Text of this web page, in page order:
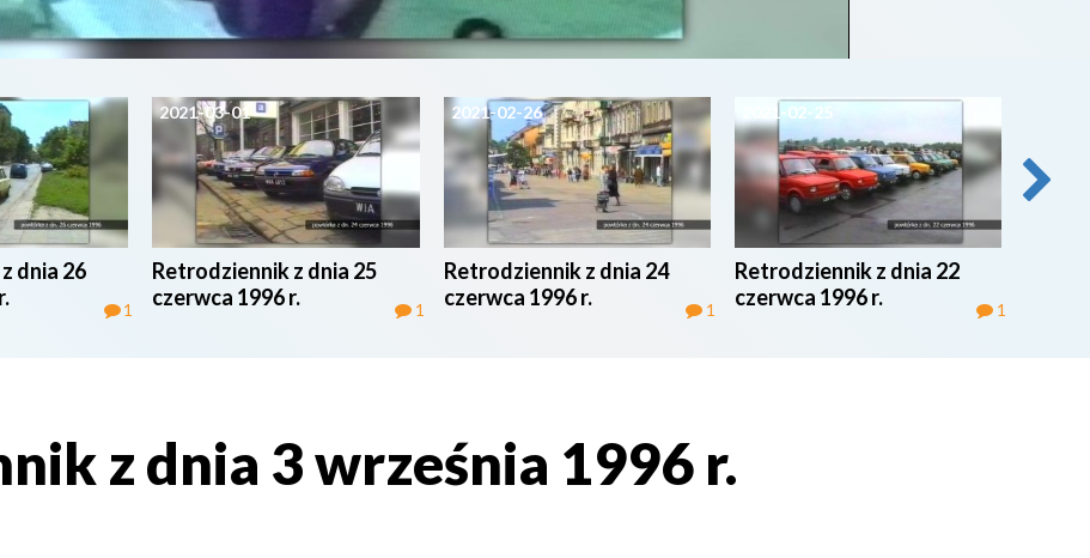
dnia 26
1
2021-03-01
Retrodziennik z dnia 25
czerwca 1996 r.
1
2021-02-26
Retrodziennik z dnia 24
czerwca 1996 r.
1
2021-02-25
Retrodziennik z dnia 22
czerwca 1996 r.
1
z dnia 3 września 1996 r.